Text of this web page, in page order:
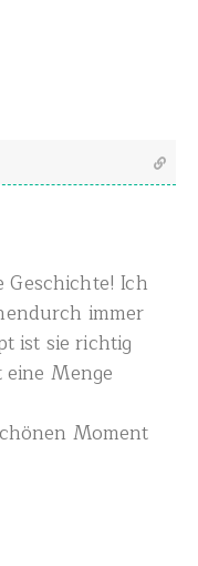
Ich
immer
ist sie richtig
Menge
Moment